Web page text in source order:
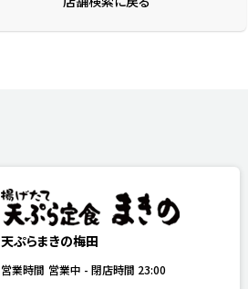
天ぷらまきの梅田
営業時間 営業中 - 閉店時間 23:00